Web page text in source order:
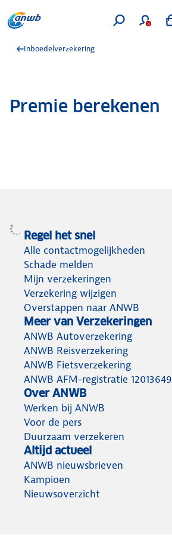
Inboedelverzekering
Premie berekenen
Regel het snel
Alle contactmogelijkheden
Schade melden
Mijn verzekeringen
Verzekering wijzigen
Overstappen naar ANWB
Meer van Verzekeringen
ANWB Autoverzekering
ANWB Reisverzekering
ANWB Fietsverzekering
ANWB AFM-registratie 12013649
Over ANWB
Werken bij ANWB
Voor de pers
Duurzaam verzekeren
Altijd actueel
ANWB nieuwsbrieven
Kampioen
Nieuwsoverzicht